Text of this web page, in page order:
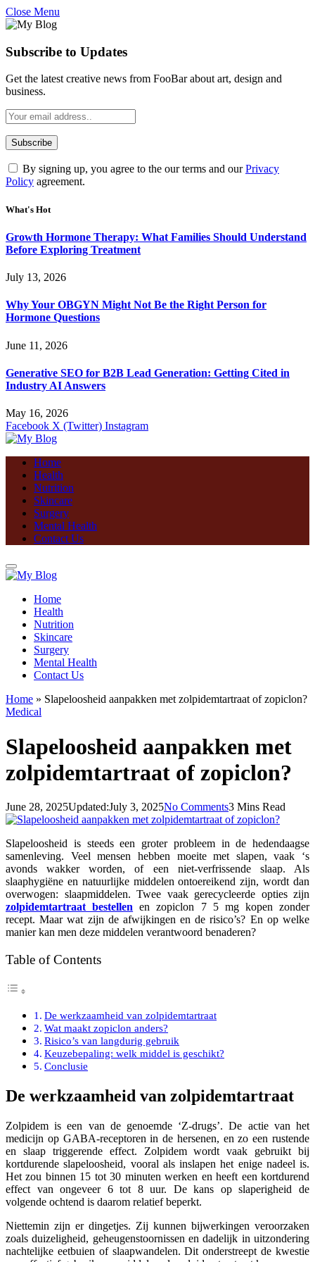
Close Menu
Subscribe to Updates
Get the latest creative news from FooBar about art, design and
business.
By signing up, you agree to the our terms and ourPrivacy
Policy agreement.
What's Hot
Growth Hormone Therapy: What Families Should Understand
Before Exploring Treatment
July 13, 2026
Why Your OBGYN Might Not Be the Right Person for
Hormone Questions
June 11, 2026
Generative SEO for B2B Lead Generation: Getting Cited in
Industry AI Answers
May 16, 2026
Facebook X (Twitter) Instagram
Home
Health
Nutrition
Skincare
Surgery
Mental Health
Contact Us
Home
Health
Nutrition
Skincare
Surgery
Mental Health
Contact Us
Home » Slapeloosheid aanpakken met zolpidemtartraat of zopiclon?
Medical
Slapeloosheid aanpakken met
zolpidemtartraat of zopiclon?
June 28, 2025Updated:July 3, 2025No Comments3 Mins Read
Slapeloosheid is steeds een groter probleem in de hedendaagse
samenleving. Veel mensen hebben moeite met slapen, vaak ‘s
avonds wakker worden, of een niet-verfrissende slaap. Als
slaaphygiëne en natuurlijke middelen ontoereikend zijn, wordt dan
overwogen: slaapmiddelen. Twee vaak gerecycleerde opties zijn
zolpidemtartraat bestellen en zopiclon 7 5 mg kopen zonder
recept. Maar wat zijn de afwijkingen en de risico’s? En op welke
manier kan men deze middelen verantwoord benaderen?
Table of Contents
De werkzaamheid van zolpidemtartraat
Wat maakt zopiclon anders?
Risico’s van langdurig gebruik
Keuzebepaling: welk middel is geschikt?
Conclusie
De werkzaamheid van zolpidemtartraat
Zolpidem is een van de genoemde ‘Z-drugs’. De actie van het
medicijn op GABA-receptoren in de hersenen, en zo een rustende
en slaap triggerende effect. Zolpidem wordt vaak gebruikt bij
kortdurende slapeloosheid, vooral als inslapen het enige nadeel is.
Het zou binnen 15 tot 30 minuten werken en heeft een kortdurend
effect van ongeveer 6 tot 8 uur. De kans op slaperigheid de
volgende ochtend is daarom relatief beperkt.
Niettemin zijn er dingetjes. Zij kunnen bijwerkingen veroorzaken
zoals duizeligheid, geheugenstoornissen en dadelijk in uitzondering
nachtelijke eetbuien of slaapwandelen. Dit onderstreept de kwestie